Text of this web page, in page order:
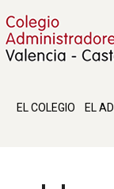
EL COLEGIO EL